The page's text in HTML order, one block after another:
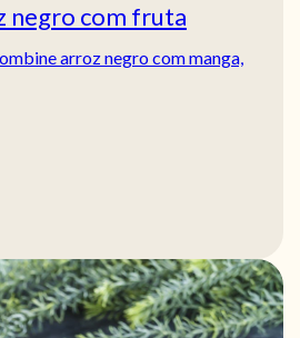
negro com fruta
arroz negro com manga,